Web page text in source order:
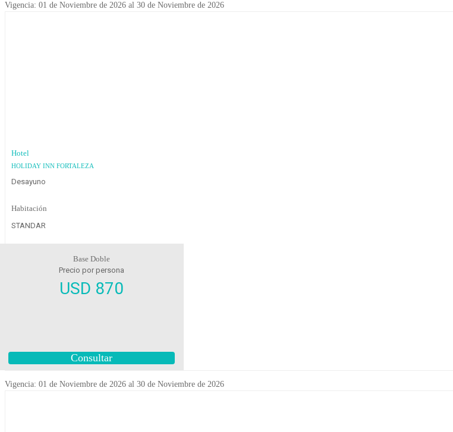
Vigencia: 01 de Noviembre de 2026 al 30 de Noviembre de 2026
Hotel
HOLIDAY INN FORTALEZA
Desayuno
Habitación
STANDAR
Base Doble
Precio por persona
USD 870
Consultar
Vigencia: 01 de Noviembre de 2026 al 30 de Noviembre de 2026